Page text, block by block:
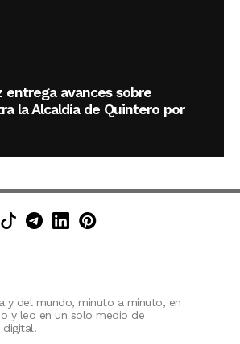
entrega avances sobre
la Alcaldía de Quintero por
en Facebook
en Instagram
en X (Twitter)
Minuto30 en TikTok
Canal de Minuto30 en
Minuto30 en LinkedIn
Minuto30 en
y del mundo, minuto a minuto, en
y leo en un solo medio de
digital.